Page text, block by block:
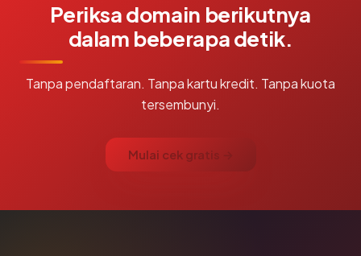
Periksa domain berikutnya
dalam beberapa detik.
Tanpa pendaftaran. Tanpa kartu kredit. Tanpa kuota
tersembunyi.
Mulai cek gratis →